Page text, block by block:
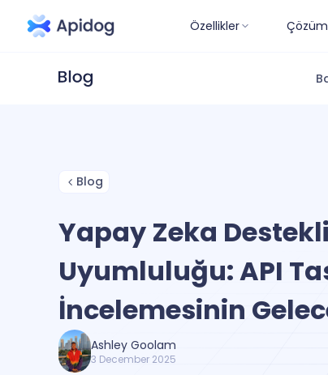
Özellikler
Blog
Yapay Zeka
Uyumluluğu: API
İncelemesinin
Ashley Goolam
3 December 2025